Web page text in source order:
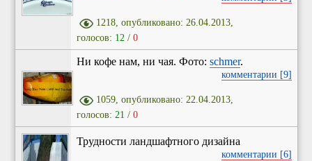
1218, опубликовано: 26.04.2013,
голосов: 12 / 0
Ни кофе нам, ни чая. Фото: schmer.
комментарии [9]
1059, опубликовано: 22.04.2013,
голосов: 21 / 0
Трудности ландшафтного дизайна
комментарии [6]